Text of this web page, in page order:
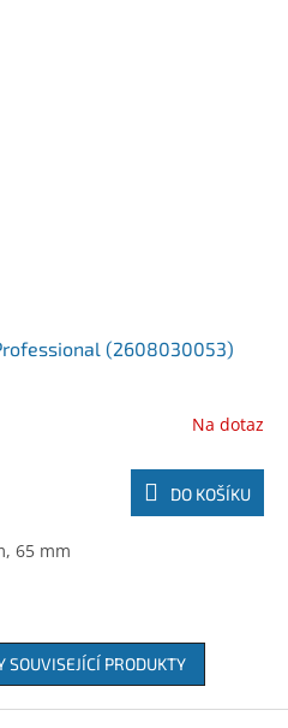
(2608030053)
Na dotaz
DO KOŠÍKU
65 mm
SOUVISEJÍCÍ PRODUKTY